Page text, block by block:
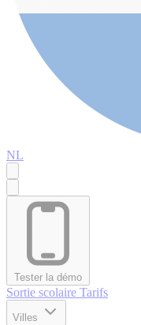
NL
Tester la démo
Sortie scolaire Tarifs
Villes